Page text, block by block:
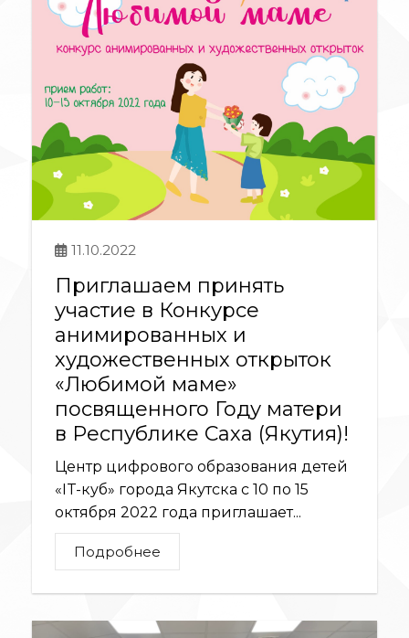
11.10.2022
Приглашаем принять
участие в Конкурсе
анимированных и
художественных открыток
«Любимой маме»
посвященного Году матери
в Республике Саха (Якутия)!
Центр цифрового образования детей
«IT-куб» города Якутска с 10 по 15
октября 2022 года приглашает...
Подробнее